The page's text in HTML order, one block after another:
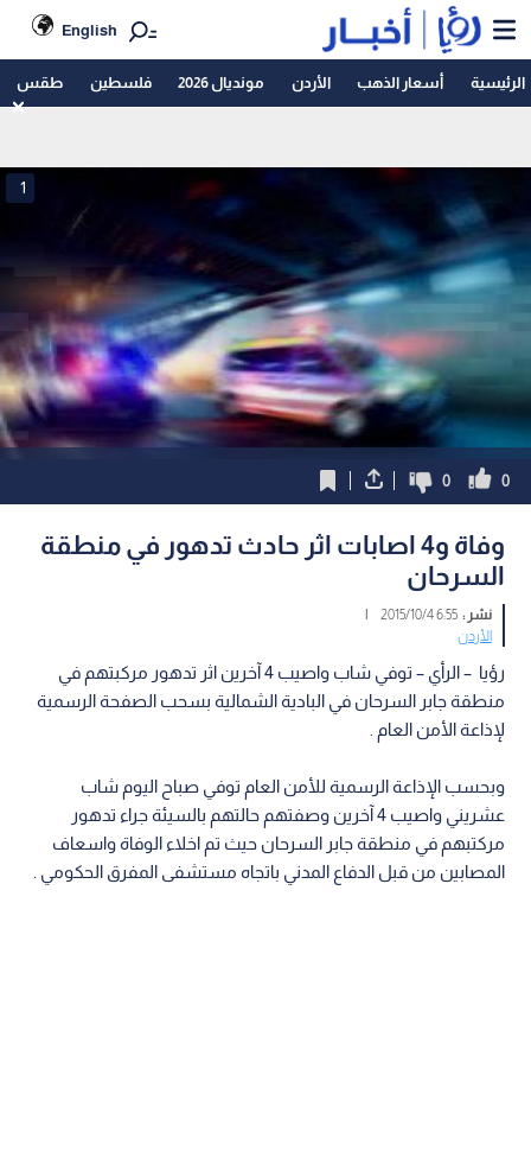
English
الرئيسية أسعار الذهب الأردن مونديال 2026 فلسطين طقس
1
0
0
وفاة و4 اصابات اثر حادث تدهور في منطقة
السرحان
نشر :6:55 2015/10/4
|
الأردن
رؤيا – الرأي – توفي شاب واصيب 4 آخرين اثر تدهور مركبتهم في
منطقة جابر السرحان في البادية الشمالية بسحب الصفحة الرسمية
لإذاعة الأمن العام .
وبحسب الإذاعة الرسمية للأمن العام توفي صباح اليوم شاب
عشريني واصيب 4 آخرين وصفتهم حالتهم بالسيئة جراء تدهور
مركتبهم في منطقة جابر السرحان حيث تم اخلاء الوفاة واسعاف
المصابين من قبل الدفاع المدني باتجاه مستشفى المفرق الحكومي .